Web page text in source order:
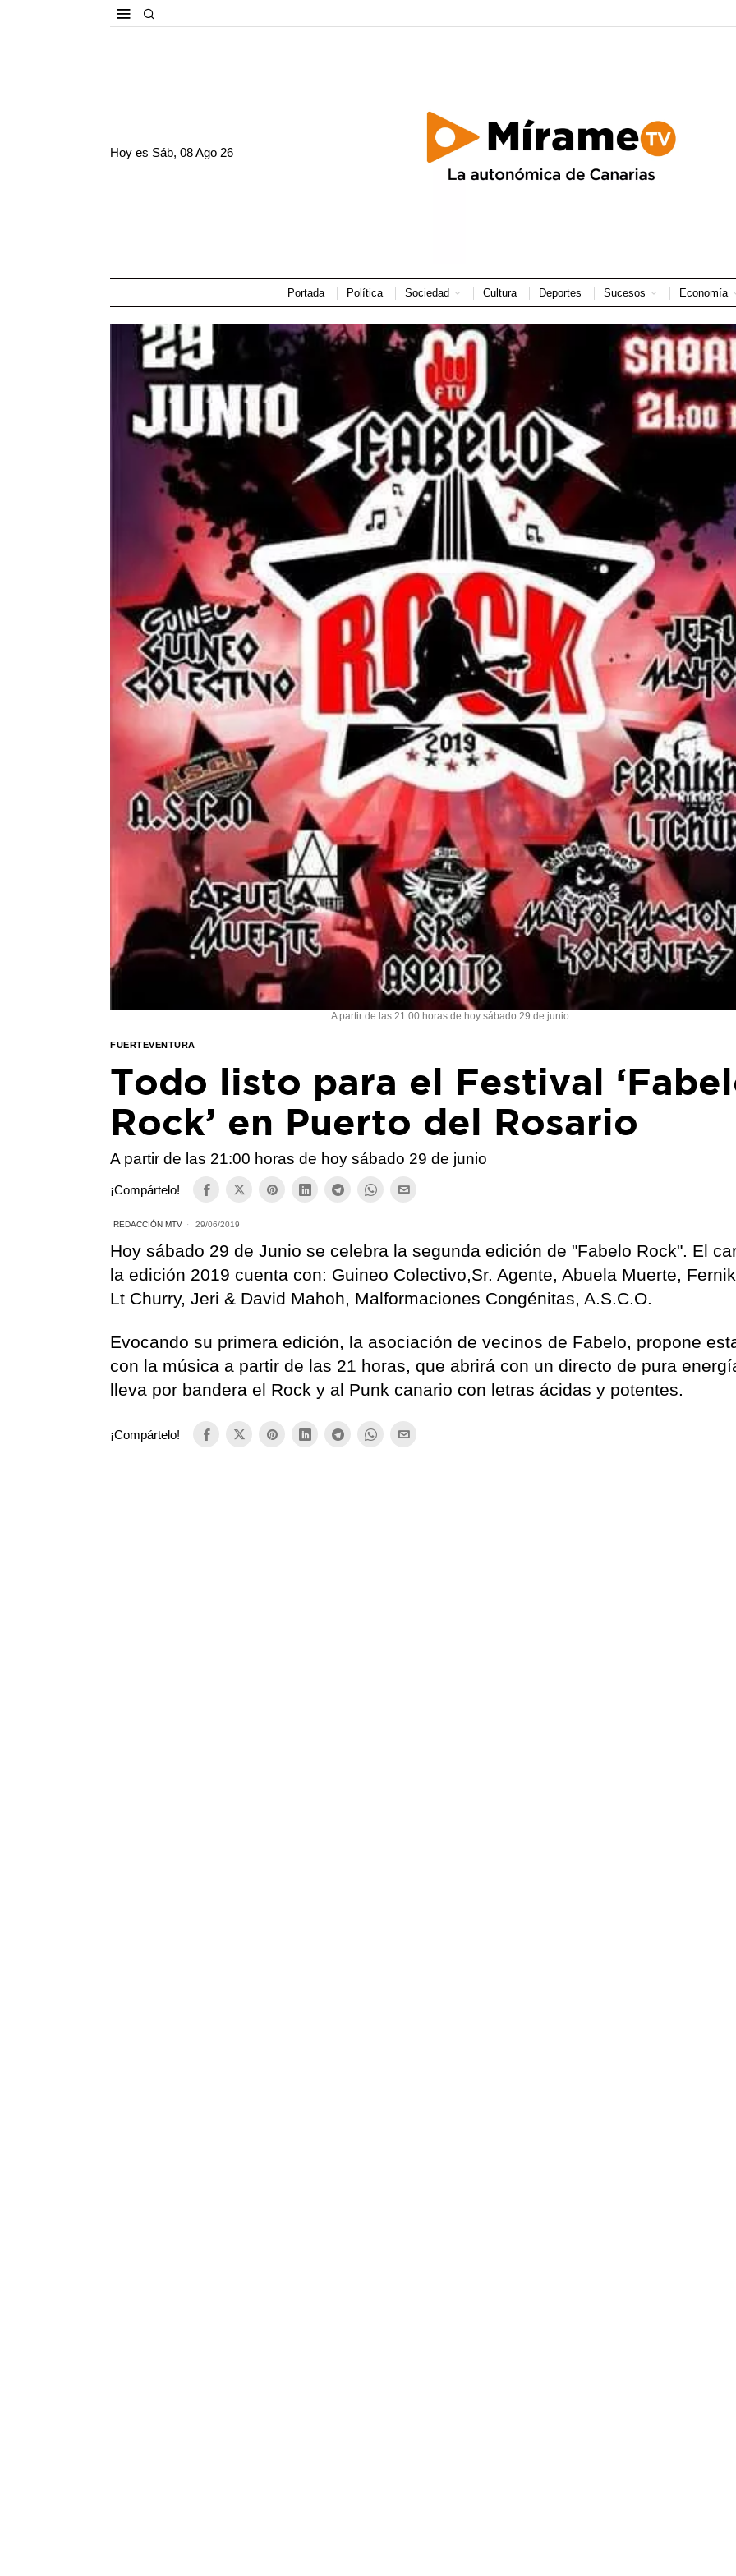
Hoy es Sáb, 08 Ago 26
Portada Política Sociedad Cultura Deportes Sucesos Economía
A partir de las 21:00 horas de hoy sábado 29 de junio
FUERTEVENTURA
Todo listo para el Festival
Rock’ en Puerto del Rosario
A partir de las 21:00 horas de hoy sábado 29 de junio
¡Compártelo!
REDACCIÓN MTV 29/06/2019
Hoy sábado 29 de Junio se celebra la segunda edición de "Fabelo Rock". El
la edición 2019 cuenta con: Guineo Colectivo,Sr. Agente, Abuela Muerte,
Lt Churry, Jeri & David Mahoh, Malformaciones Congénitas, A.S.C.O.
Evocando su primera edición, la asociación de vecinos de Fabelo, propone
con la música a partir de las 21 horas, que abrirá con un directo de pura
lleva por bandera el Rock y al Punk canario con letras ácidas y potentes.
¡Compártelo!